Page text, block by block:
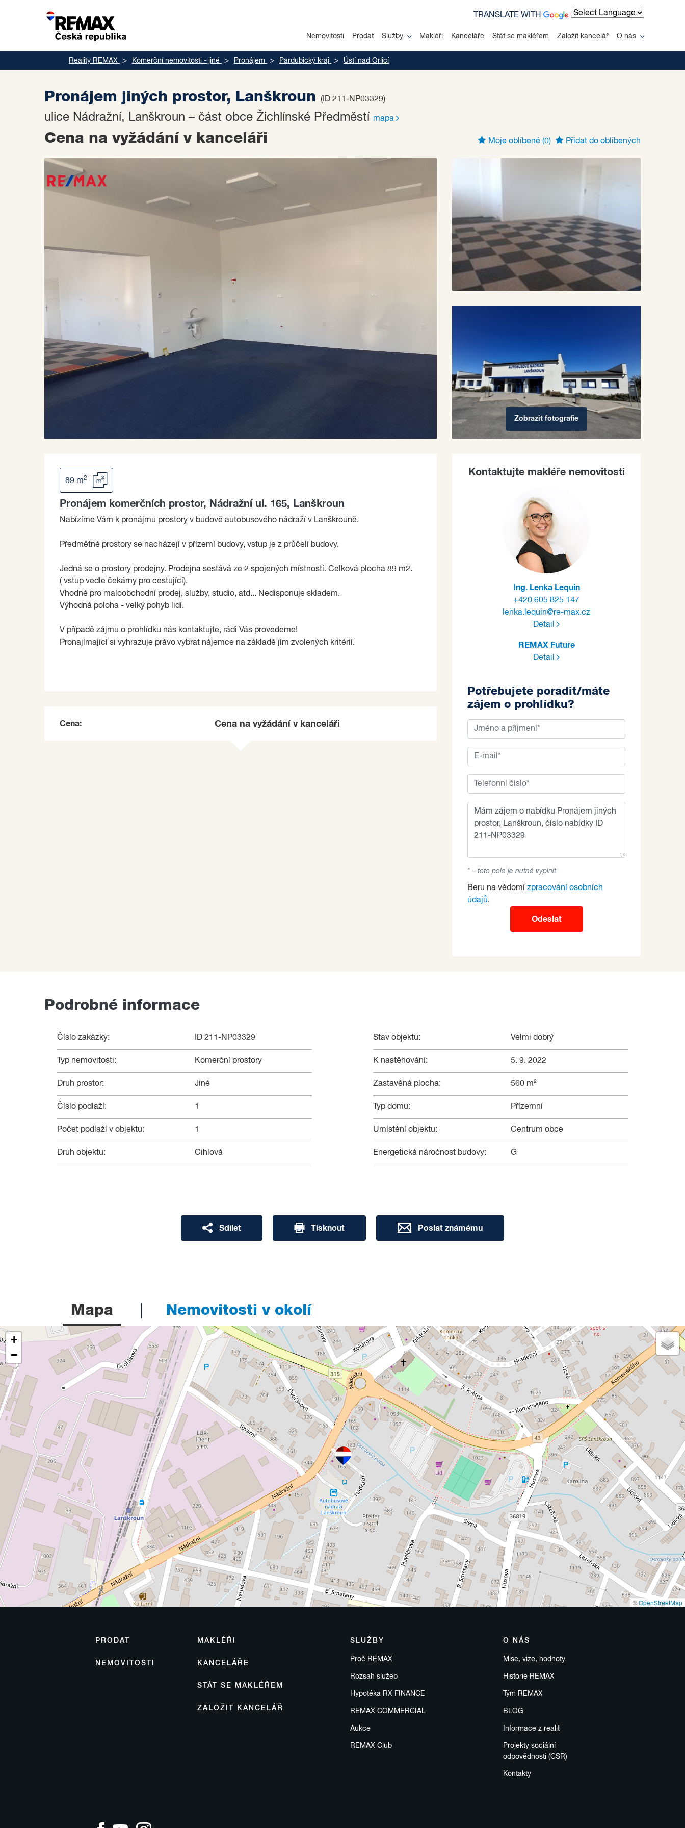
Nemovitosti Prodat Služby Makléři Kanceláře Stát se makléřem Založit kancelář O nás
TRANSLATE WITH
Reality REMAX Komerční nemovitosti - jiné Pronájem Pardubický kraj Ústí nad Orlicí
Pronájem jiných prostor, Lanškroun (ID 211-NP03329)
ulice Nádražní, Lanškroun – část obce Žichlínské Předměstí mapa
Cena na vyžádání v kanceláři Moje oblíbené (0) Přidat do oblíbených
Zobrazit fotografie
89 m2
Pronájem komerčních prostor, Nádražní ul. 165, Lanškroun
Nabízíme Vám k pronájmu prostory v budově autobusového nádraží v Lanškrouně.
Předmětné prostory se nacházejí v přízemí budovy, vstup je z průčelí budovy.
Jedná se o prostory prodejny. Prodejna sestává ze 2 spojených místností. Celková plocha 89 m2.
( vstup vedle čekárny pro cestující).
Vhodné pro maloobchodní prodej, služby, studio, atd... Nedisponuje skladem.
Výhodná poloha - velký pohyb lidí.
V případě zájmu o prohlídku nás kontaktujte, rádi Vás provedeme!
Pronajímající si vyhrazuje právo vybrat nájemce na základě jím zvolených kritérií.
Cena: Cena na vyžádání v kanceláři
Kontaktujte makléře nemovitosti
Ing. Lenka Lequin
+420 605 825 147
lenka.lequin@re-max.cz
Detail
REMAX Future
Detail
Potřebujete poradit/máte
zájem o prohlídku?
* – toto pole je nutné vyplnit
Beru na vědomí zpracování osobních
údajů.
Odeslat
Podrobné informace
Číslo zakázky: ID 211-NP03329
Typ nemovitosti: Komerční prostory
Druh prostor: Jiné
Číslo podlaží: 1
Počet podlaží v objektu: 1
Druh objektu: Cihlová
Stav objektu: Velmi dobrý
K nastěhování: 5. 9. 2022
Zastavěná plocha: 560 m²
Typ domu: Přízemní
Umístění objektu: Centrum obce
Energetická náročnost budovy: G
Sdílet Tisknout Poslat známému
Mapa Nemovitosti v okolí
+
−
©OpenStreetMap
PRODAT
NEMOVITOSTI
SLUŽBY
Proč REMAX
Rozsah služeb
Hypotéka RX FINANCE
REMAX COMMERCIAL
Aukce
REMAX Club
MAKLÉŘI
KANCELÁŘE
STÁT SE MAKLÉŘEM
ZALOŽIT KANCELÁŘ
O NÁS
Mise, vize, hodnoty
Historie REMAX
Tým REMAX
BLOG
Informace z realit
Projekty sociální
odpovědnosti (CSR)
Kontakty